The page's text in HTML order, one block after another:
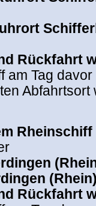
Rückfahrt
am Tag
Abfahrtsort
Rheinschiff
Rückfahrt